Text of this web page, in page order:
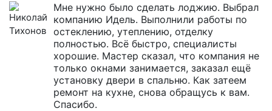
Мне нужно было сделать лоджию. Выбрал
компанию Идель. Выполнили работы по
остеклению, утеплению, отделку
полностью. Всё быстро, специалисты
хорошие. Мастер сказал, что компания не
только окнами занимается, заказал ещё
установку двери в спальню. Как затеем
ремонт на кухне, снова обращусь к вам.
Спасибо.